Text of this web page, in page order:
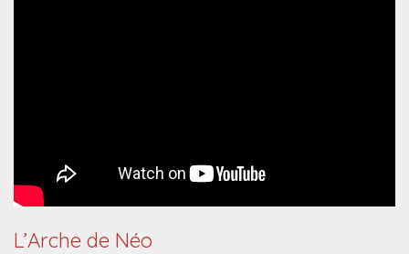
L’Arche de Néo